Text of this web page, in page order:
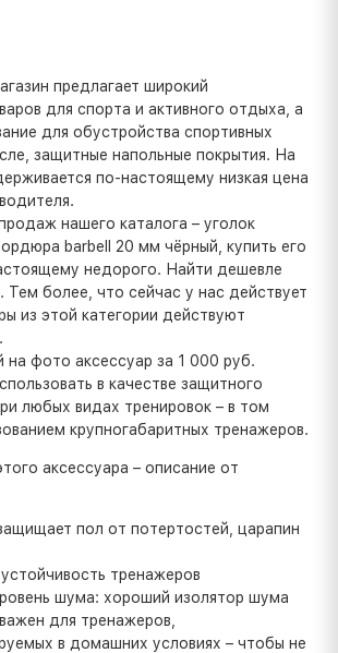
предлагает широкий
для спорта и активного отдыха, а
для обустройства спортивных
защитные напольные покрытия. На
по-настоящему низкая цена
нашего каталога – уголок
barbell 20 мм чёрный, купить его
недорого. Найти дешевле
Тем более, что сейчас у нас действует
из этой категории действуют
на фото аксессуар за 1 000 руб.
в качестве защитного
любых видах тренировок – в том
крупногабаритных тренажеров.
аксессуара – описание от
пол от потертостей, царапин
тренажеров
шума: хороший изолятор шума
для тренажеров,
в домашних условиях – чтобы не